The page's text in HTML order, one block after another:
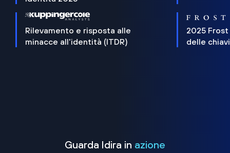
Rilevamento e risposta alle
minacce all'identità (ITDR)
2025 Frost
delle
Guarda Idira in azione